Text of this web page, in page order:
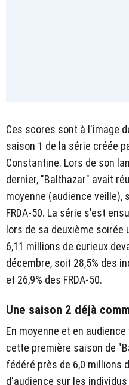
Ces scores sont à l'image
saison 1 de la série créée
Constantine. Lors de son
dernier, "Balthazar" avait
moyenne (audience veille),
FRDA-50. La série s'est
lors de sa deuxième soirée
6,11 millions de curieux
décembre, soit 28,5% des
et 26,9% des FRDA-50.
Une saison 2 déjà
En moyenne et en
cette première saison de
fédéré près de 6,0 millions
d'audience sur les